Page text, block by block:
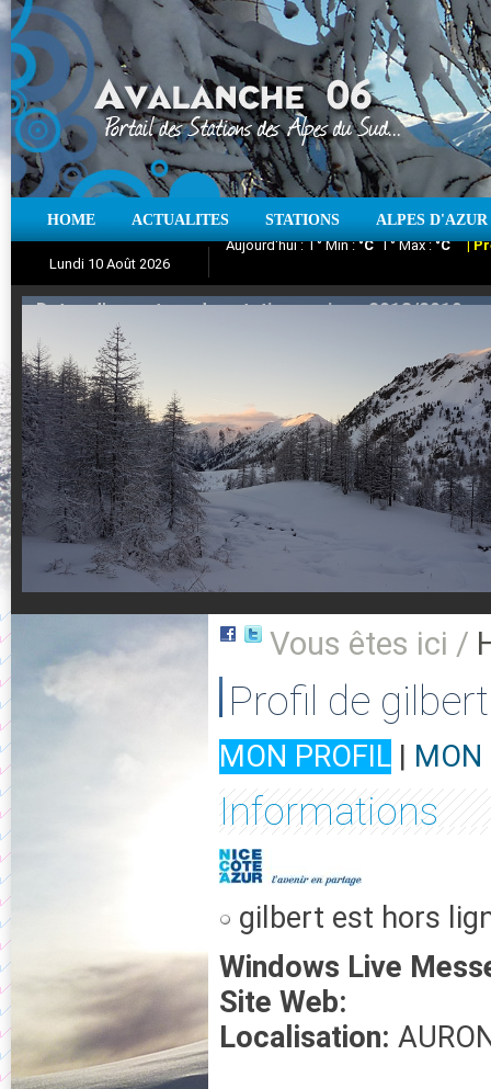
HOME ACTUALITES STATIONS ALPES D'AZUR
Lundi 10 Août 2026
Aujourd'hui : T° Min :°CT° Max :°C |
Suivez en direct l'actualité des stations
Vous êtes ici /
Profil de gilbert
MON PROFIL | MON
Informations
gilbert est hors
Windows Live
Site Web:
Localisation: